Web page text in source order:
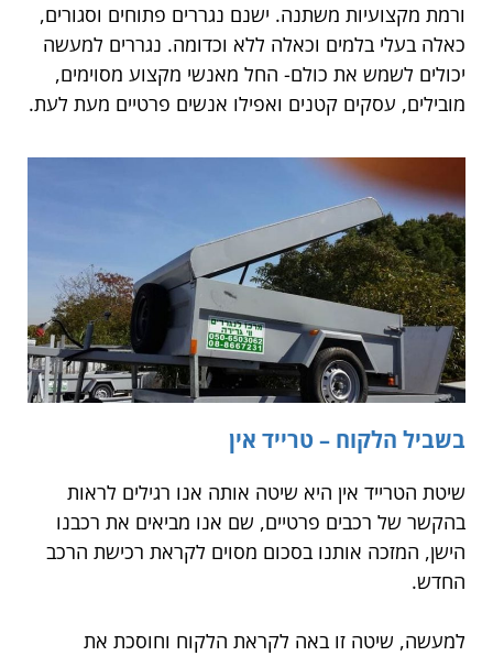
ורמת מקצועיות משתנה. ישנם נגררים פתוחים וסגורים,
כאלה בעלי בלמים וכאלה ללא וכדומה. נגררים למעשה
יכולים לשמש את כולם- החל מאנשי מקצוע מסוימים,
מובילים, עסקים קטנים ואפילו אנשים פרטיים מעת לעת.
בשביל הלקוח – טרייד אין
שיטת הטרייד אין היא שיטה אותה אנו רגילים לראות
בהקשר של רכבים פרטיים, שם אנו מביאים את רכבנו
הישן, המזכה אותנו בסכום מסוים לקראת רכישת הרכב
החדש.
למעשה, שיטה זו באה לקראת הלקוח וחוסכת את